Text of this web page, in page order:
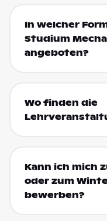
In welcher
Studium
angeboten?
Wo finden die
Kann ich mich
oder zum
bewerben?